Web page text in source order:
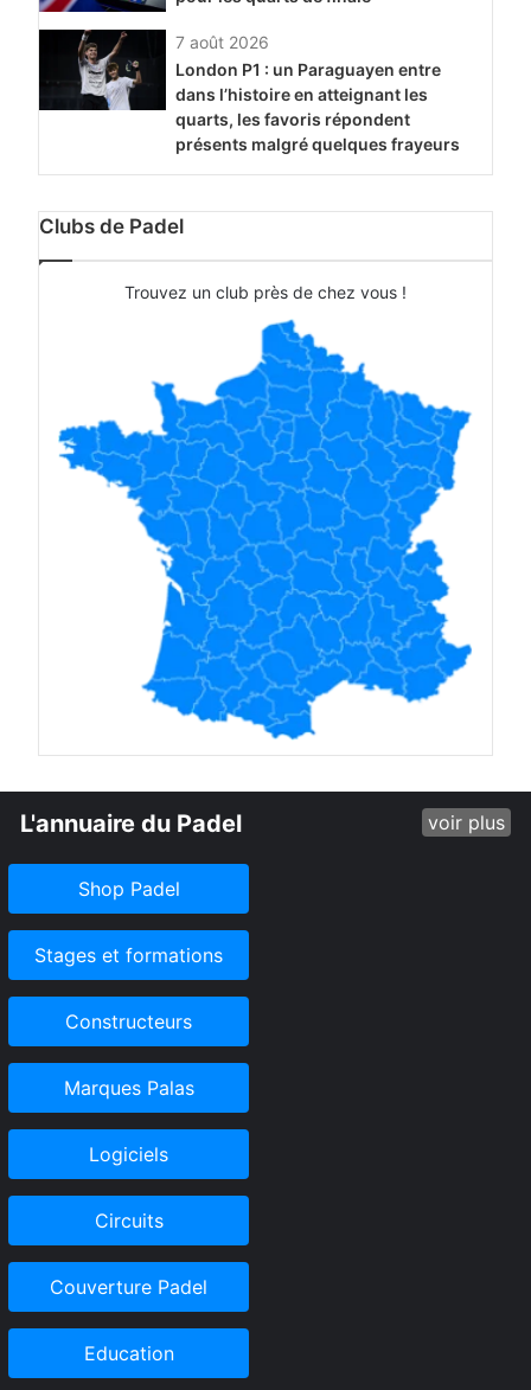
London P1 : un Paraguayen entre
dans l’histoire en atteignant les
quarts, les favoris répondent
présents malgré quelques frayeurs
7 août 2026
Clubs de Padel
Trouvez un club près de chez vous !
L'annuaire du Padel voir plus
Shop Padel
Stages et formations
Constructeurs
Marques Palas
Logiciels
Circuits
Couverture Padel
Education